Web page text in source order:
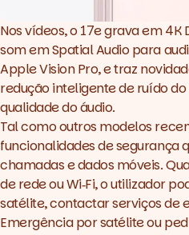
Nos vídeos, o 17e grava em
som em Spatial Audio para
Apple Vision Pro, e traz
redução inteligente de ruído
qualidade do áudio.
Tal como outros modelos
funcionalidades de segurança
chamadas e dados móveis.
de rede ou Wi‑Fi, o utilizador
satélite, contactar serviços de
Emergência por satélite ou